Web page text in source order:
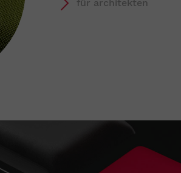
für architekten